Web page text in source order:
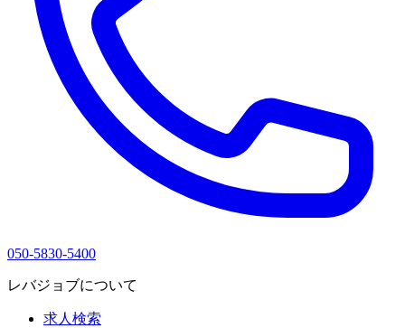
050-5830-5400
レバジョブについて
求人検索